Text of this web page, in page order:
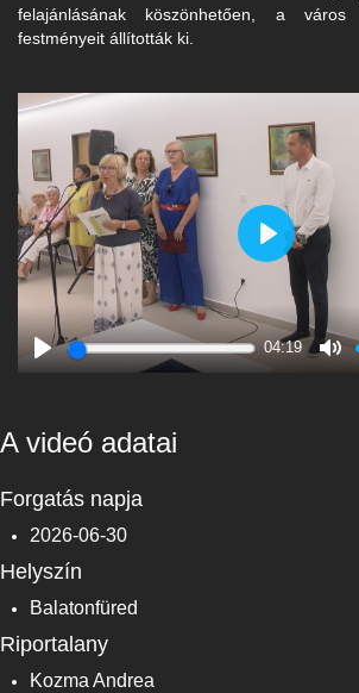
felajánlásának köszönhetően, a város
festményeit állították ki.
Play
04:19
Play
A videó adatai
Forgatás napja
2026-06-30
Helyszín
Balatonfüred
Riportalany
Kozma Andrea